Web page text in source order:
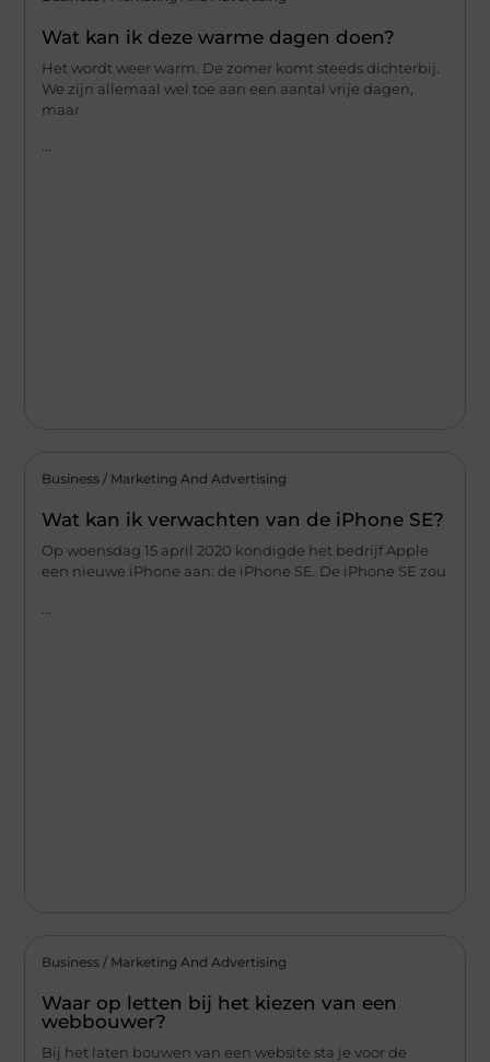
Wat kan ik deze warme dagen doen?
Het wordt weer warm. De zomer komt steeds dichterbij.
We zijn allemaal wel toe aan een aantal vrije dagen,
maar
...
Business / Marketing And Advertising
Wat kan ik verwachten van de iPhone SE?
Op woensdag 15 april 2020 kondigde het bedrijf Apple
een nieuwe iPhone aan: de iPhone SE. De iPhone SE zou
Business / Marketing And Advertising
Waar op letten bij het kiezen van een
webbouwer?
Bij het laten bouwen van een website sta je voor de